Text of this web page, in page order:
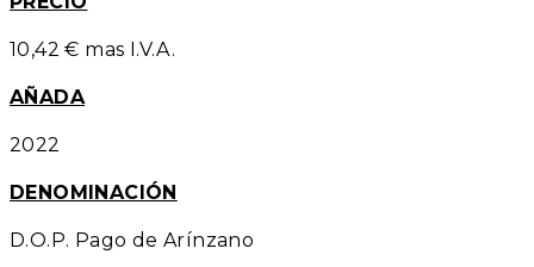
10,42 € mas I.V.A.
AÑADA
2022
DENOMINACIÓN
D.O.P. Pago de Arínzano